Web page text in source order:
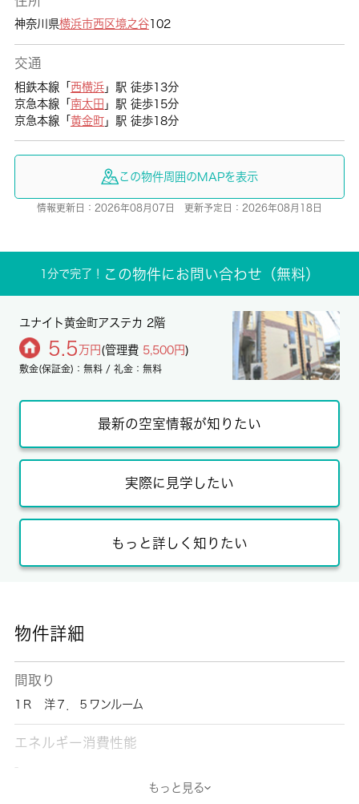
神奈川県横浜市西区境之谷102
交通
相鉄本線「 西横浜」駅 徒歩13分
京急本線「 南太田 」駅 徒歩15分
京急本線「 黄金町」駅 徒歩18分
この物件周囲のMAPを表示
情報更新日：2026年08月07日 更新予定日：2026年08月18日
1分で完了！ この物件にお問い合わせ（無料）
ユナイト黄金町アステカ 2階
5.5 万円 (管理費 5,500円)
敷金(保証金)：無料 / 礼金：無料
最新の空室情報が知りたい
実際に見学したい
もっと詳しく知りたい
物件詳細
間取り
1Ｒ 洋７．５ワンルーム
エネルギー消費性能
-
もっと見る